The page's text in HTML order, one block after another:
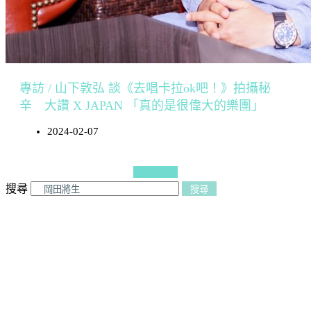
專訪 / 山下敦弘 談《去唱卡拉ok吧！》拍攝秘
辛 大讚 X JAPAN 「真的是很偉大的樂團」
2024-02-07
搜尋
搜尋